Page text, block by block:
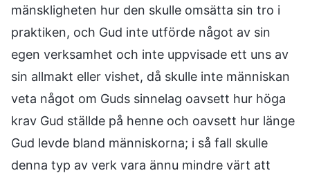
mänskligheten hur den skulle omsätta sin tro i
praktiken, och Gud inte utförde något av sin
egen verksamhet och inte uppvisade ett uns av
sin allmakt eller vishet, då skulle inte människan
veta något om Guds sinnelag oavsett hur höga
krav Gud ställde på henne och oavsett hur länge
Gud levde bland människorna; i så fall skulle
denna typ av verk vara ännu mindre värt att